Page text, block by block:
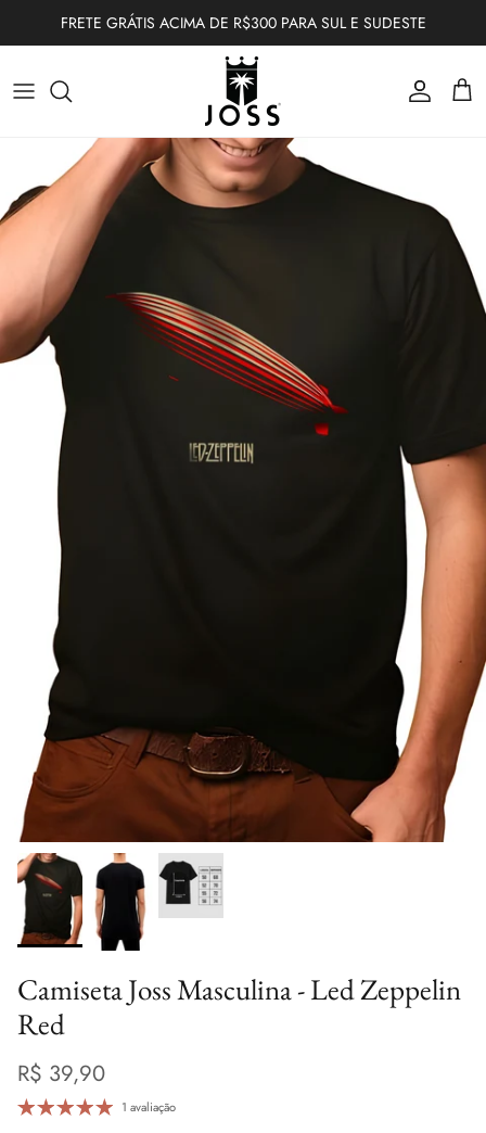
FRETE GRÁTIS ACIMA DE R$300 PARA SUL E SUDESTE
Conta
Camiseta Joss Masculina - Led Zeppelin
Red
R$ 39,90
1 avaliação